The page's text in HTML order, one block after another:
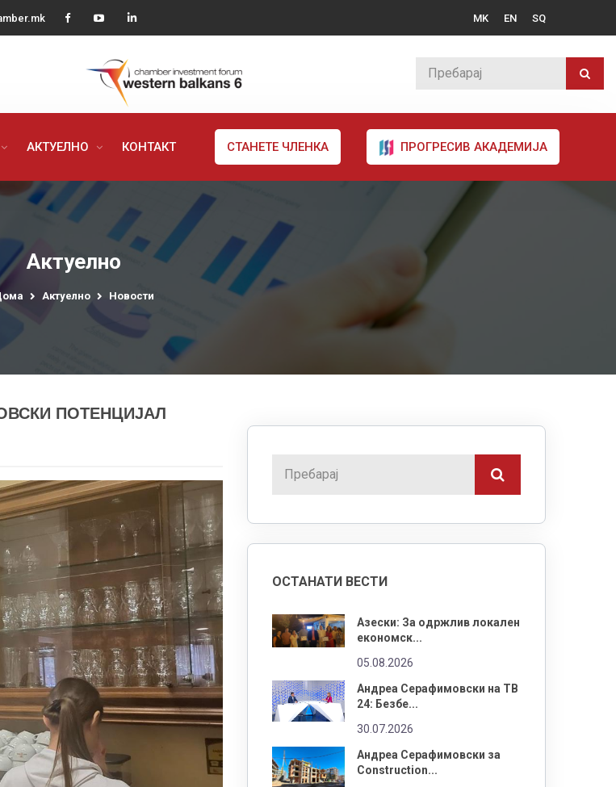
MK EN SQ
АКТУЕЛНО КОНТАКТ СТАНЕТЕ ЧЛЕНКА ПРОГРЕСИВ АКАДЕМИЈА
Актуелно
Актуелно Новости
ПОТЕНЦИЈАЛ
ОСТАНАТИ ВЕСТИ
Азески: За одржлив локален
економск...
05.08.2026
Андреа Серафимовски на ТВ
24: Безбе...
30.07.2026
Андреа Серафимовски за
Construction...